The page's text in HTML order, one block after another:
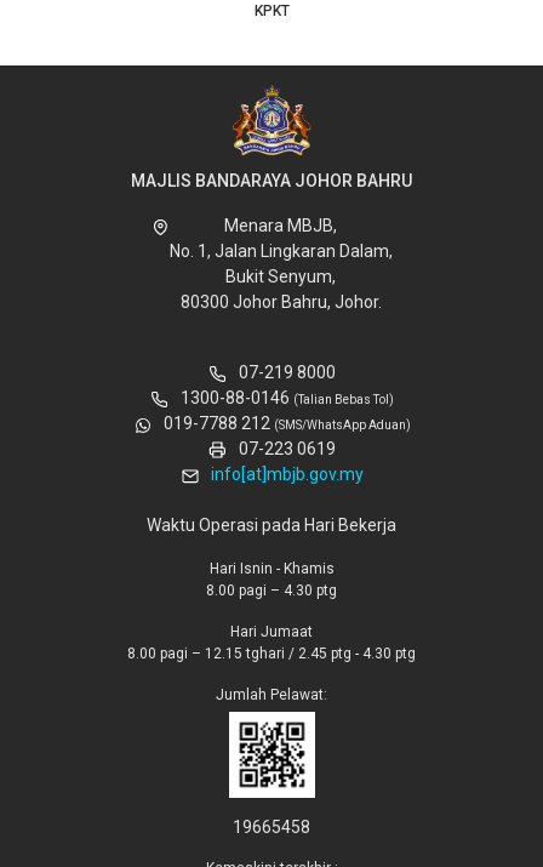
KPKT
MAJLIS BANDARAYA JOHOR BAHRU
Menara MBJB,
No. 1, Jalan Lingkaran Dalam,
Bukit Senyum,
80300 Johor Bahru, Johor.
07-219 8000
1300-88-0146 (Talian Bebas Tol)
019-7788 212 (SMS/WhatsApp Aduan)
07-223 0619
info[at]mbjb.gov.my
Waktu Operasi pada Hari Bekerja
Hari Isnin - Khamis
8.00 pagi – 4.30 ptg
Hari Jumaat
8.00 pagi – 12.15 tghari / 2.45 ptg - 4.30 ptg
Jumlah Pelawat:
19665458